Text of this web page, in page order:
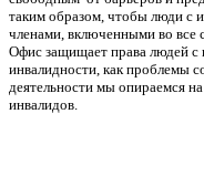
таким образом, чтобы люди с
членами, включенными во все
Офис защищает права людей
инвалидности, как проблемы
деятельности мы опираемся
инвалидов.